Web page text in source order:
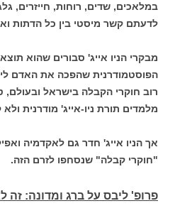
במלאכים, שדים, רוחות, חייזרים,
לדעתם קשר מיסטי בין כל הדתות
מבקרי הניו אייג' סבורים שהוא
הפוסטמודרנית שהפכה את האדם
רוב חוקרי הקבלה בישראל ובעולם,
מלמדים תורת ניו-אייג' מודרנית
אך הניו אייג' חדר גם לאקדמיה
"חוקרי קבלה" שנסחפו לזרם הזה.
פרופ' ליבס על ברג ומדונה: זה